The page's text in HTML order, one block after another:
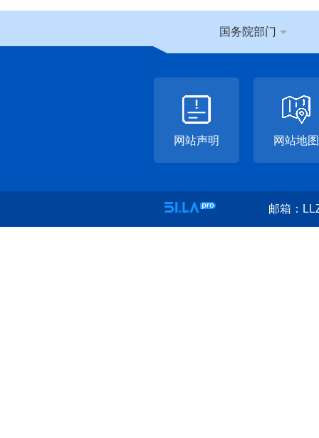
国务院部门
网站声明 网站地图
邮箱：